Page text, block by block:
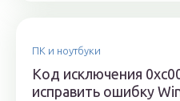
ПК и ноутбуки
Код исключения
исправить ошибку